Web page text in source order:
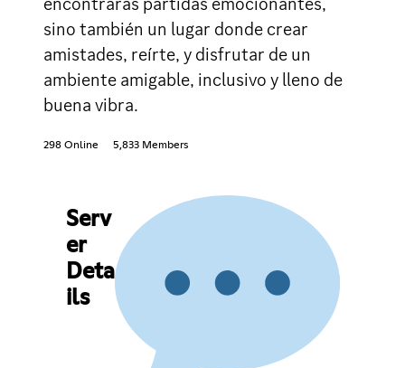
sino también un lugar donde crear
amistades, reírte, y disfrutar de un
ambiente amigable, inclusivo y lleno de
buena vibra.
298 Online 5,833 Members
Serv
er
Deta
ils